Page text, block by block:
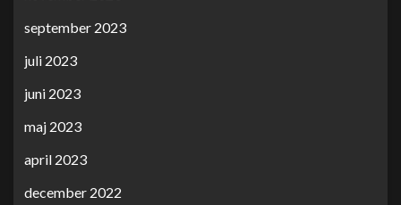
september 2023
juli 2023
juni 2023
maj 2023
april 2023
december 2022